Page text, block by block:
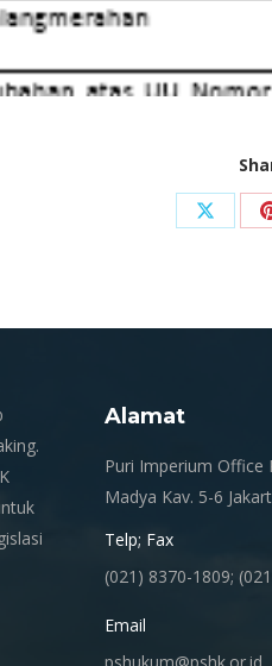
Share
Alamat
Puri Imperium Office
Madya Kav. 5-6
Telp; Fax
(021) 8370-1809;
Email